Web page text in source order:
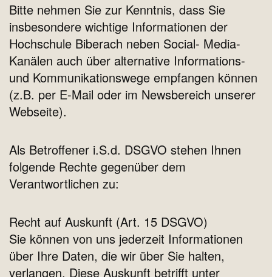
Bitte nehmen Sie zur Kenntnis, dass Sie
insbesondere wichtige Informationen der
Hochschule Biberach neben Social- Media-
Kanälen auch über alternative Informations-
und Kommunikationswege empfangen können
(z.B. per E-Mail oder im Newsbereich unserer
Webseite).
Als Betroffener i.S.d. DSGVO stehen Ihnen
folgende Rechte gegenüber dem
Verantwortlichen zu:
Recht auf Auskunft (Art. 15 DSGVO)
Sie können von uns jederzeit Informationen
über Ihre Daten, die wir über Sie halten,
verlangen. Diese Auskunft betrifft unter